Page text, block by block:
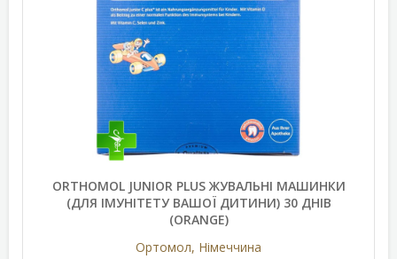
ORTHOMOL JUNIOR PLUS ЖУВАЛЬНІ МАШИНКИ
(ДЛЯ ІМУНІТЕТУ ВАШОЇ ДИТИНИ) 30 ДНІВ
(ORANGE)
Ортомол, Німеччина